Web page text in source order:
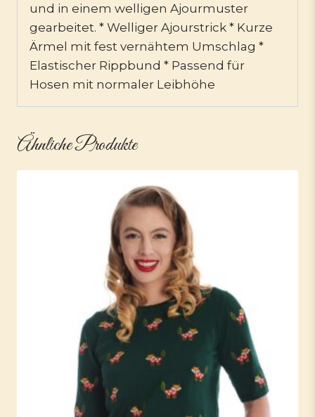
und in einem welligen Ajourmuster
gearbeitet. * Welliger Ajourstrick * Kurze
Ärmel mit fest vernähtem Umschlag *
Elastischer Rippbund * Passend für
Hosen mit normaler Leibhöhe
Ähnliche Produkte